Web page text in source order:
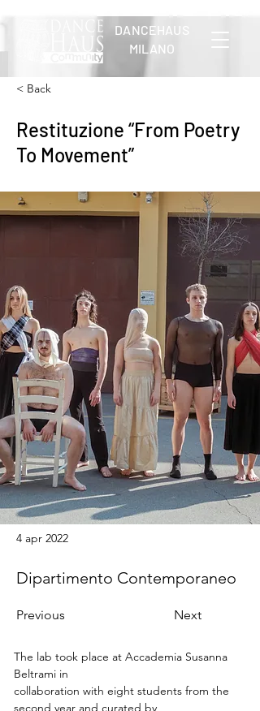
DANCEHAUS
MILANO
< Back
Restituzione “From Poetry
To Movement”
4 apr 2022
Dipartimento Contemporaneo
Previous Next
The lab took place at Accademia Susanna
Beltrami in
collaboration with eight students from the
second year and curated by